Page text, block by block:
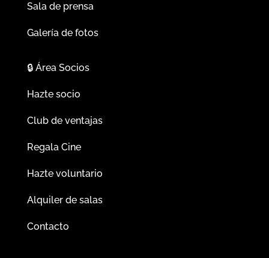
Sala de prensa
Galería de fotos
🔒Área Socios
Hazte socio
Club de ventajas
Regala Cine
Hazte voluntario
Alquiler de salas
Contacto